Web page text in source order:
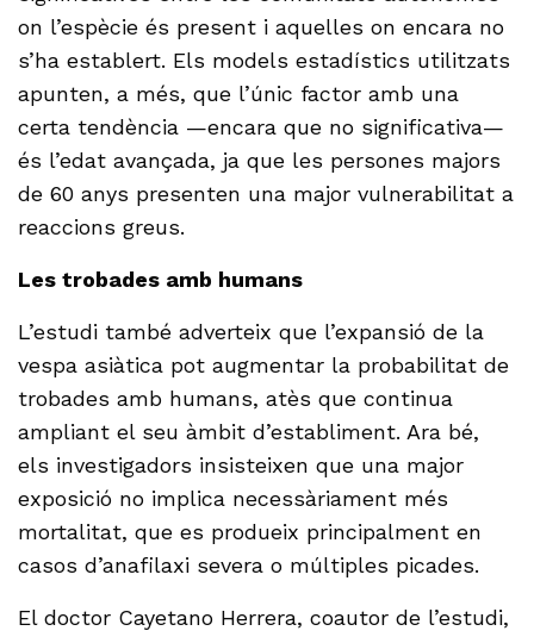
on l’espècie és present i aquelles on encara no
s’ha establert. Els models estadístics utilitzats
apunten, a més, que l’únic factor amb una
certa tendència —encara que no significativa—
és l’edat avançada, ja que les persones majors
de 60 anys presenten una major vulnerabilitat a
reaccions greus.
Les trobades amb humans
L’estudi també adverteix que l’expansió de la
vespa asiàtica pot augmentar la probabilitat de
trobades amb humans, atès que continua
ampliant el seu àmbit d’establiment. Ara bé,
els investigadors insisteixen que una major
exposició no implica necessàriament més
mortalitat, que es produeix principalment en
casos d’anafilaxi severa o múltiples picades.
El doctor Cayetano Herrera, coautor de l’estudi,